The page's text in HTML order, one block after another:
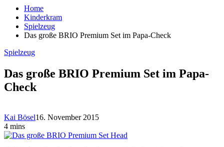
Home
Kinderkram
Spielzeug
Das große BRIO Premium Set im Papa-Check
Spielzeug
Das große BRIO Premium Set im Papa-
Check
Kai Bösel16. November 2015
4 mins